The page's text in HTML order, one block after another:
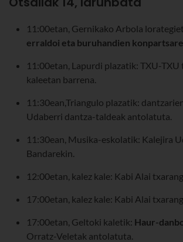
11:00etan, Gernikako Arbola
erraldoi eta buruhandien
11:00etan, Lapurdi plazatik: TXU-TXU
kaleetan barrena.
11:30ean,Triangulo plazatik:
Udaberri dantza-taldeak antolatuta.
11:30ean, Musika-eskolatik: Kalejira
Bandarekin.
12:00etan, kalez kale: Kabi Alai
17:00etan, kalez kale: Kabi Alai
17:00etan, Geltoki kaletik: Haur-
Orratz-Veletak antolatuta.